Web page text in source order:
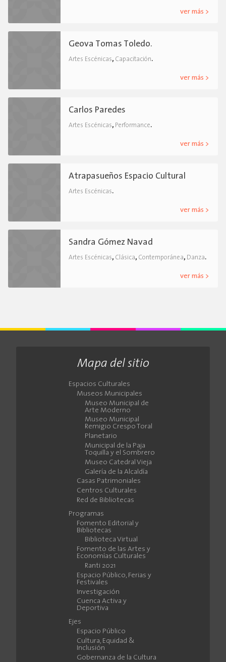
ver más >
Geova Tomas Toledo.
Artes Escénicas, Capacitación.
ver más >
Carlos Paredes
Artes Escénicas, Performance.
ver más >
Atrapasueños Espacio Cultural
Artes Escénicas.
ver más >
Sandra Gómez Navad
Artes Escénicas, Clásica, Contemporánea, Danza.
ver más >
Mapa del sitio
Espacios Culturales
Museos Municipales
Museo Municipal de
Arte Moderno
Museo Municipal
Remigio Crespo Toral
Planetario
Municipal de la Paja
Toquilla y el Sombrero
Museo Catedral Vieja
Galería de la Alcaldía
Casas Patrimoniales
Centros Culturales
Red de Bibliotecas
Programas
Fomento Editorial y
Bibliotecas
Biblioteca Virtual
Fomento de las Artes y
Economías Culturales
Ranti 2021
Espacio Público, Ferias y
Festivales
Investigación
Cuenca Activa y
Deportiva
Ejes
Espacio Público
Cultura, Equidad &
Inclusión
Gobernanza de la Cultura